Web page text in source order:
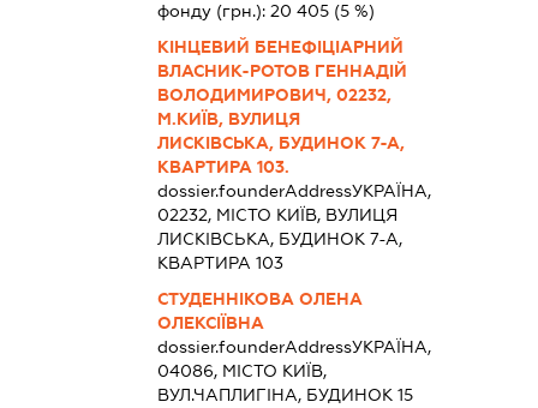
фонду (грн.):20 405 (5 %)
КІНЦЕВИЙ БЕНЕФІЦІАРНИЙ
ВЛАСНИК-РОТОВ ГЕННАДІЙ
ВОЛОДИМИРОВИЧ, 02232,
М.КИЇВ, ВУЛИЦЯ
ЛИСКІВСЬКА, БУДИНОК 7-А,
КВАРТИРА 103.
dossier.founderAddressУКРАЇНА,
02232, МІСТО КИЇВ, ВУЛИЦЯ
ЛИСКІВСЬКА, БУДИНОК 7-А,
КВАРТИРА 103
СТУДЕННІКОВА ОЛЕНА
ОЛЕКСІЇВНА
dossier.founderAddressУКРАЇНА,
04086, МІСТО КИЇВ,
ВУЛ.ЧАПЛИГІНА, БУДИНОК 15